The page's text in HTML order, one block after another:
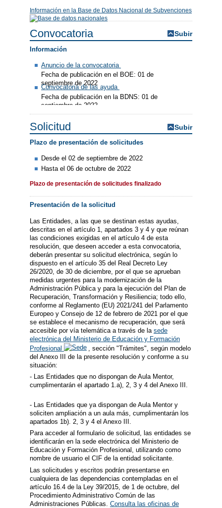
Información en la Base de Datos Nacional de Subvenciones
Convocatoria Subir
Información
Anuncio de la convocatoria
Fecha de publicación en el BOE: 01 de
septiembre de 2022
Convocatoria de las ayuda
Fecha de publicación en la BDNS: 01 de
septiembre de 2022
Solicitud Subir
Plazo de presentación de solicitudes
Desde el 02 de septiembre de 2022
Hasta el 06 de octubre de 2022
Plazo de presentación de solicitudes finalizado
Presentación de la solicitud
Las Entidades, a las que se destinan estas ayudas,
descritas en el artículo 1, apartados 3 y 4 y que reúnan
las condiciones exigidas en el artículo 4 de esta
resolución, que deseen acceder a esta convocatoria,
deberán presentar su solicitud electrónica, según lo
dispuesto en el artículo 35 del Real Decreto Ley
26/2020, de 30 de diciembre, por el que se aprueban
medidas urgentes para la modernización de la
Administración Pública y para la ejecución del Plan de
Recuperación, Transformación y Resiliencia; todo ello,
conforme al Reglamento (EU) 2021/241 del Parlamento
Europeo y Consejo de 12 de febrero de 2021 por el que
se establece el mecanismo de recuperación, que será
accesible por vía telemática a través de la sede
electrónica del Ministerio de Educación y Formación
Profesional
, sección "Trámites", según modelo
del Anexo III de la presente resolución y conforme a su
situación:
- Las Entidades que no dispongan de Aula Mentor,
cumplimentarán el apartado 1.a), 2, 3 y 4 del Anexo III.
- Las Entidades que ya dispongan de Aula Mentor y
soliciten ampliación a un aula más, cumplimentarán los
apartados 1b). 2, 3 y 4 el Anexo III.
Para acceder al formulario de solicitud, las entidades se
identificarán en la sede electrónica del Ministerio de
Educación y Formación Profesional, utilizando como
nombre de usuario el CIF de la entidad solicitante.
Las solicitudes y escritos podrán presentarse en
cualquiera de las dependencias contempladas en el
artículo 16.4 de la Ley 39/2015, de 1 de octubre, del
Procedimiento Administrativo Común de las
Administraciones Públicas. Consulta las oficinas de